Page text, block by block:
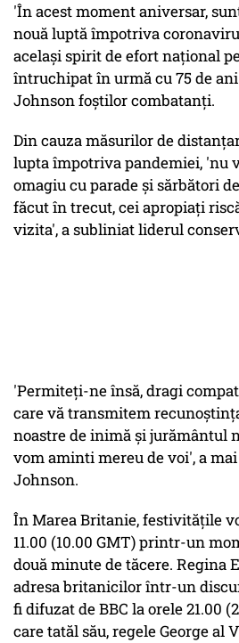
'În acest moment aniversar,
nouă luptă împotriva
acelaşi spirit de efort naţional
întruchipat în urmă cu 75 de
Johnson foştilor combatanţi.
Din cauza măsurilor de
lupta împotriva pandemiei, 'nu
omagiu cu parade şi sărbători
făcut în trecut, cei apropiaţi
vizita', a subliniat liderul
'Permiteţi-ne însă, dragi
care vă transmitem
noastre de inimă şi jurământul
vom aminti mereu de voi', a
Johnson.
În Marea Britanie, festivităţile
11.00 (10.00 GMT) printr-un
două minute de tăcere. Regina
adresa britanicilor într-un
fi difuzat de BBC la orele 21.00
care tatăl său, regele George al